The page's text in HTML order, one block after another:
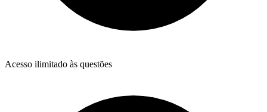
Acesso ilimitado às questões